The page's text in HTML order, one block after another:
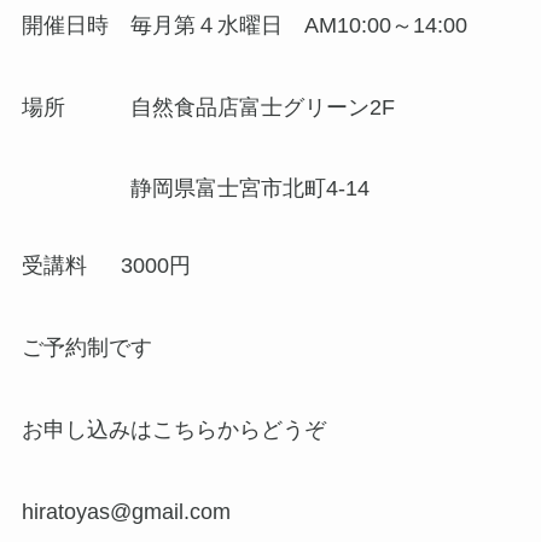
開催日時 毎月第４水曜日 AM10:00～14:00
場所 自然食品店富士グリーン2F
静岡県富士宮市北町4-14
受講料 3000円
ご予約制です
お申し込みはこちらからどうぞ
hiratoyas@gmail.com